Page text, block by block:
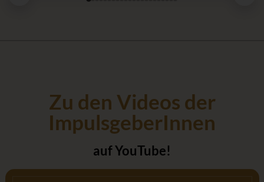
Zu den Videos der
ImpulsgeberInnen
auf YouTube!